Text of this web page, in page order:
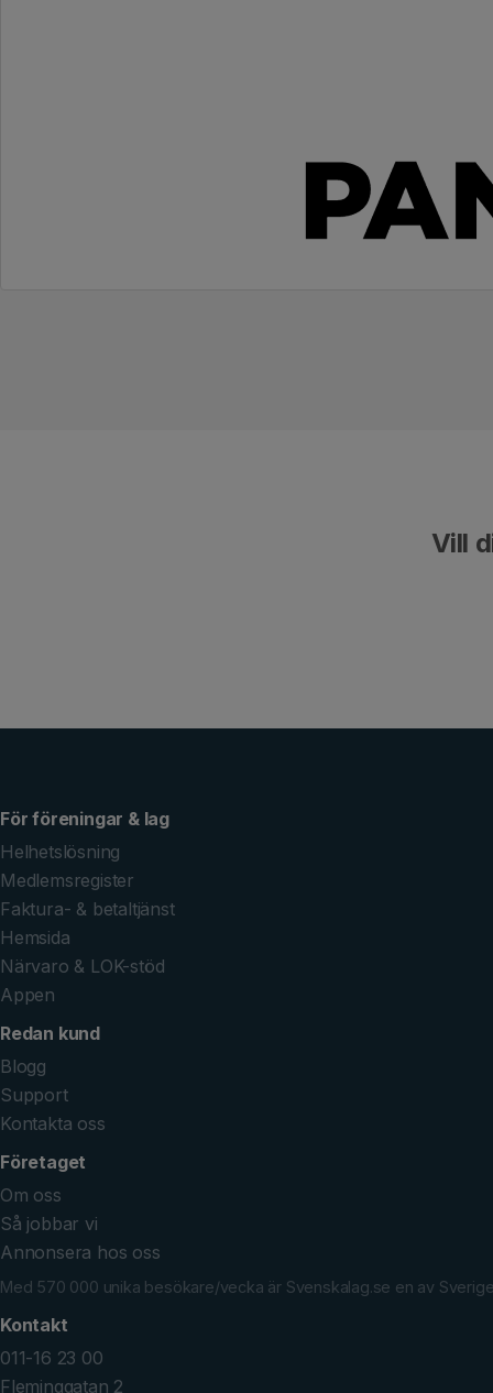
Vill
För föreningar & lag
Helhetslösning
Medlemsregister
Faktura- & betaltjänst
Hemsida
Närvaro & LOK-stöd
Appen
Redan kund
Blogg
Support
Kontakta oss
Företaget
Om oss
Så jobbar vi
Annonsera hos oss
Med 570 000 unika besökare/vecka är Svenskalag.se en av
Kontakt
011-16 23 00
Fleminggatan 2